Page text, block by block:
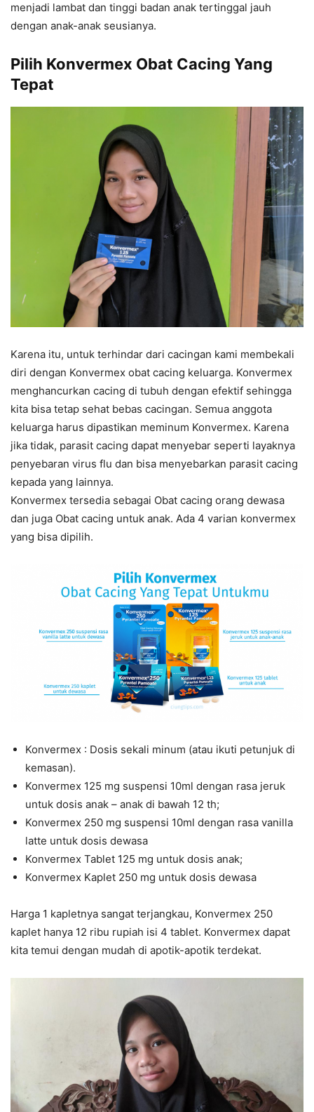
menjadi lambat dan tinggi badan anak tertinggal jauh
dengan anak-anak seusianya.
Pilih Konvermex Obat Cacing Yang
Tepat
Karena itu, untuk terhindar dari cacingan kami membekali
diri dengan Konvermex obat cacing keluarga. Konvermex
menghancurkan cacing di tubuh dengan efektif sehingga
kita bisa tetap sehat bebas cacingan. Semua anggota
keluarga harus dipastikan meminum Konvermex. Karena
jika tidak, parasit cacing dapat menyebar seperti layaknya
penyebaran virus flu dan bisa menyebarkan parasit cacing
kepada yang lainnya.
Konvermex tersedia sebagai Obat cacing orang dewasa
dan juga Obat cacing untuk anak. Ada 4 varian konvermex
yang bisa dipilih.
Konvermex : Dosis sekali minum (atau ikuti petunjuk di
kemasan).
Konvermex 125 mg suspensi 10ml dengan rasa jeruk
untuk dosis anak – anak di bawah 12 th;
Konvermex 250 mg suspensi 10ml dengan rasa vanilla
latte untuk dosis dewasa
Konvermex Tablet 125 mg untuk dosis anak;
Konvermex Kaplet 250 mg untuk dosis dewasa
Harga 1 kapletnya sangat terjangkau, Konvermex 250
kaplet hanya 12 ribu rupiah isi 4 tablet. Konvermex dapat
kita temui dengan mudah di apotik-apotik terdekat.